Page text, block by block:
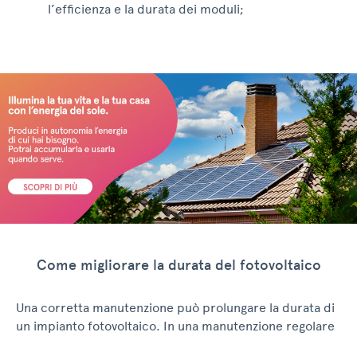
l’efficienza e la durata dei moduli;
Come migliorare la durata del fotovoltaico
Una corretta manutenzione può prolungare la durata di
un impianto fotovoltaico. In una manutenzione regolare